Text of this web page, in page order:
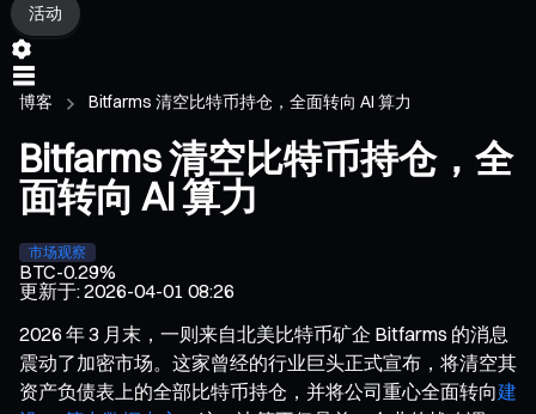
活动
博客 Bitfarms 清空比特币持仓，全面转向 AI 算力
Bitfarms 清空比特币持仓，全
面转向 AI 算力
市场观察
BTC-0.29%
更新于:2026-04-01 08:26
2026 年 3 月末，一则来自北美比特币矿企 Bitfarms 的消息
震动了加密市场。这家曾经的行业巨头正式宣布，将清空其
资产负债表上的全部比特币持仓，并将公司重心全面转向建